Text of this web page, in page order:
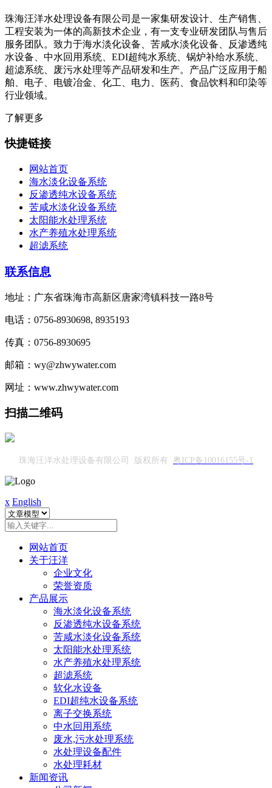
珠海汪洋水处理设备有限公司是一家集研发设计、生产销售、
工程安装为一体的高新技术企业，有一支专业研发团队与售后
服务团队。致力于海水淡化设备、苦咸水淡化设备、反渗透纯
水设备、中水回用系统、EDI超纯水系统、锅炉补给水系统、
超滤系统、废污水处理等产品研发和生产。产品广泛应用于船
舶、电子、电镀冶金、化工、电力、医药、食品饮料和印染等
行业领域。
了解更多
快捷链接
网站首页
海水淡化设备系统
反渗透纯水设备系统
苦咸水淡化设备系统
太阳能水处理系统
水产养殖水处理系统
超滤系统
联系信息
地址：广东省珠海市高新区唐家湾镇科技一路8号
电话：0756-8930698, 8935193
传真：0756-8930695
邮箱：wy@zhwywater.com
网址：www.zhwywater.com
扫描二维码
珠海汪洋水处理设备有限公司 版权所有 粤ICP备10016155号-1
x English
网站首页
关于汪洋
企业文化
荣誉资质
产品展示
海水淡化设备系统
反渗透纯水设备系统
苦咸水淡化设备系统
太阳能水处理系统
水产养殖水处理系统
超滤系统
软化水设备
EDI超纯水设备系统
离子交换系统
中水回用系统
废水,污水处理系统
水处理设备配件
水处理耗材
新闻资讯